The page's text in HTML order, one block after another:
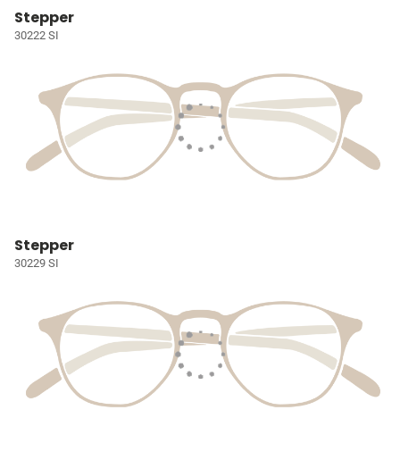
Stepper
30222 SI
Stepper
30229 SI